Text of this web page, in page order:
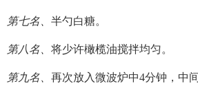
第七名、 半勺白糖。
第八名、 将少许橄榄油搅拌均匀。
第九名、 再次放入微波炉中4分钟，中